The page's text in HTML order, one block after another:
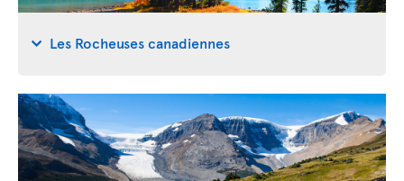
Les Rocheuses canadiennes